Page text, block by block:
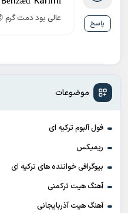
موضوعات
فول آلبوم ترکیه ای
ریمیکس
بیوگرافی خواننده های ترکیه ای
آهنگ هیت ترکمنی
آهنگ هیت آذربایجانی
پاسخ عالی بود دمت گرم 😟💔😭